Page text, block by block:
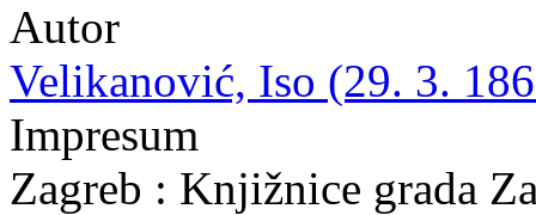
Autor
Velikanović, Iso (29. 3.
Impresum
Zagreb : Knjižnice grada